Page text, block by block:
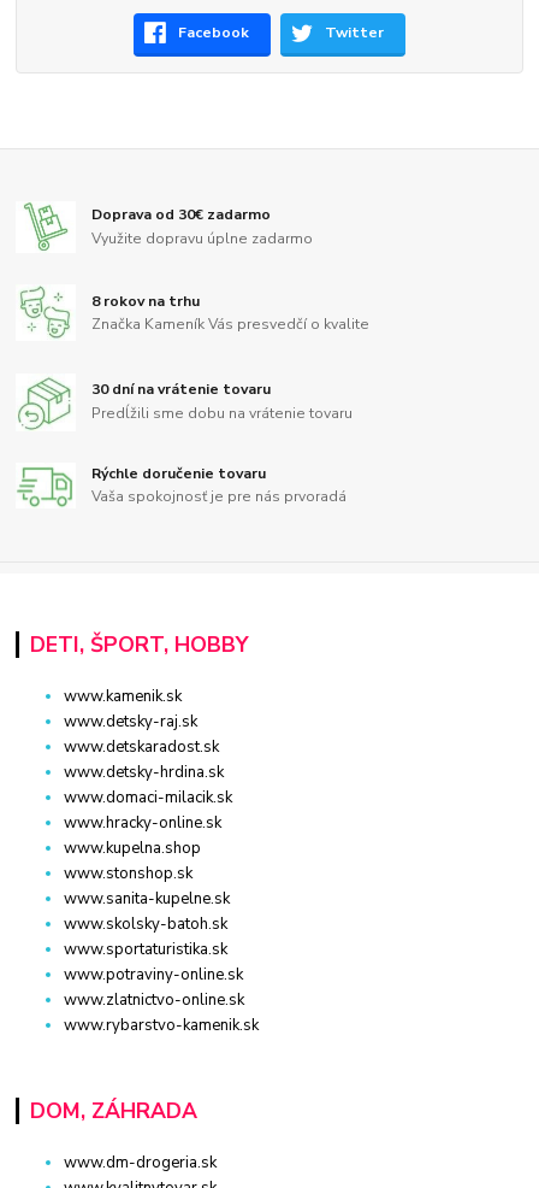
Facebook Twitter
Doprava od 30€ zadarmo
Využite dopravu úplne zadarmo
8 rokov na trhu
Značka Kameník Vás presvedčí o kvalite
30 dní na vrátenie tovaru
Predĺžili sme dobu na vrátenie tovaru
Rýchle doručenie tovaru
Vaša spokojnosť je pre nás prvoradá
DETI, ŠPORT, HOBBY
www.kamenik.sk
www.detsky-raj.sk
www.detskaradost.sk
www.detsky-hrdina.sk
www.domaci-milacik.sk
www.hracky-online.sk
www.kupelna.shop
www.stonshop.sk
www.sanita-kupelne.sk
www.skolsky-batoh.sk
www.sportaturistika.sk
www.potraviny-online.sk
www.zlatnictvo-online.sk
www.rybarstvo-kamenik.sk
DOM, ZÁHRADA
www.dm-drogeria.sk